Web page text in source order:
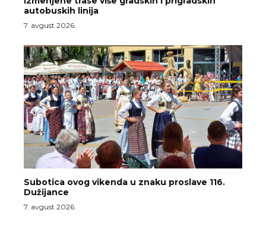
autobuskih linija
7. avgust 2026.
Subotica ovog vikenda u znaku proslave 116.
Dužijance
7. avgust 2026.